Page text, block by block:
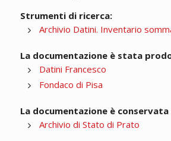
Strumenti di ricerca:
Archivio Datini. Inventario
La documentazione è stata
Datini Francesco
Fondaco di Pisa
La documentazione è conservata
Archivio di Stato di Prato